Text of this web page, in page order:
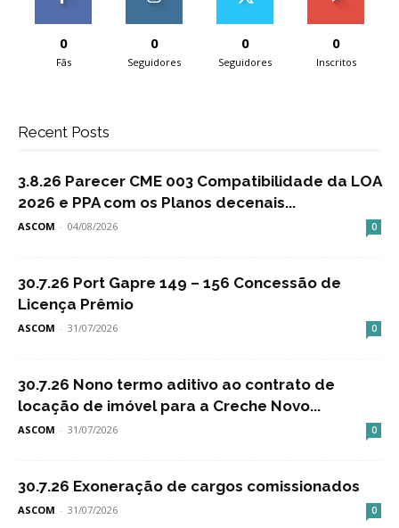
0
Fãs
0
Seguidores
0
Seguidores
0
Inscritos
Recent Posts
3.8.26 Parecer CME 003 Compatibilidade da LOA
2026 e PPA com os Planos decenais...
ASCOM - 04/08/2026 0
30.7.26 Port Gapre 149 – 156 Concessão de
Licença Prêmio
ASCOM - 31/07/2026 0
30.7.26 Nono termo aditivo ao contrato de
locação de imóvel para a Creche Novo...
ASCOM - 31/07/2026 0
30.7.26 Exoneração de cargos comissionados
ASCOM - 31/07/2026 0